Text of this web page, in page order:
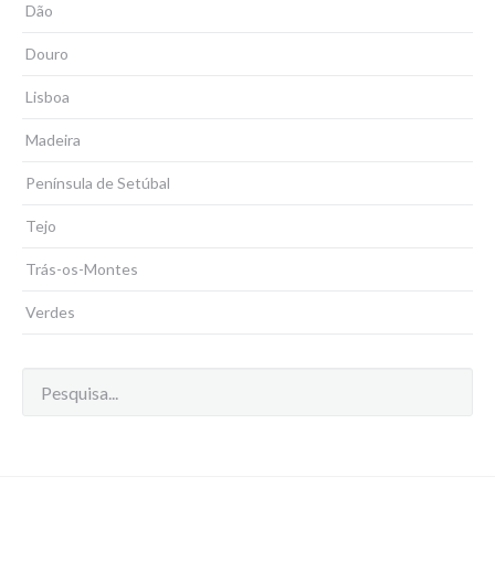
Dão
Douro
Lisboa
Madeira
Península de Setúbal
Tejo
Trás-os-Montes
Verdes